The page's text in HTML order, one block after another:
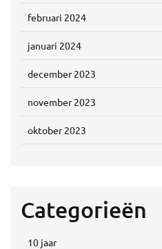
februari 2024
januari 2024
december 2023
november 2023
oktober 2023
Categorieën
10 jaar